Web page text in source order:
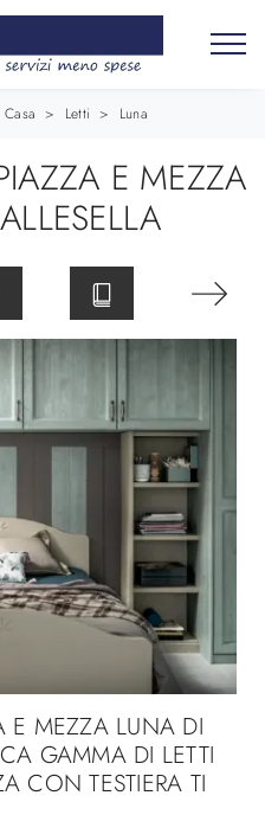
> Letti > Luna
E MEZZA
E MEZZA LUNA DI
GAMMA DI LETTI
CON TESTIERA TI